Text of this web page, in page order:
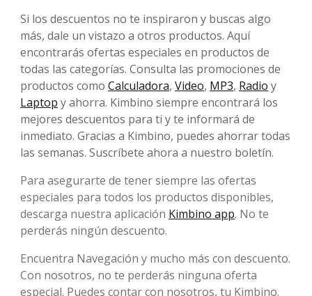
Si los descuentos no te inspiraron y buscas algo
más, dale un vistazo a otros productos. Aquí
encontrarás ofertas especiales en productos de
todas las categorías. Consulta las promociones de
productos como Calculadora, Video, MP3, Radio y
Laptop y ahorra. Kimbino siempre encontrará los
mejores descuentos para ti y te informará de
inmediato. Gracias a Kimbino, puedes ahorrar todas
las semanas. Suscríbete ahora a nuestro boletín.
Para asegurarte de tener siempre las ofertas
especiales para todos los productos disponibles,
descarga nuestra aplicación Kimbino app. No te
perderás ningún descuento.
Encuentra Navegación y mucho más con descuento.
Con nosotros, no te perderás ninguna oferta
especial. Puedes contar con nosotros, tu Kimbino.